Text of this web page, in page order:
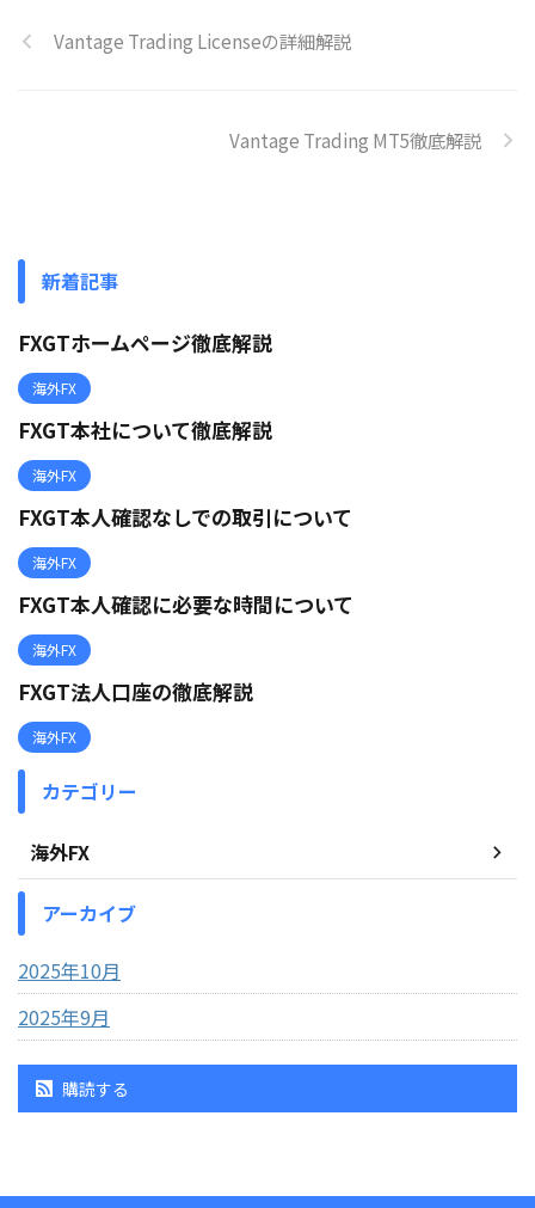
Vantage Trading Licenseの詳細解説
Vantage Trading MT5徹底解説
新着記事
FXGTホームページ徹底解説
海外FX
FXGT本社について徹底解説
海外FX
FXGT本人確認なしでの取引について
海外FX
FXGT本人確認に必要な時間について
海外FX
FXGT法人口座の徹底解説
海外FX
カテゴリー
海外FX
アーカイブ
2025年10月
2025年9月
購読する